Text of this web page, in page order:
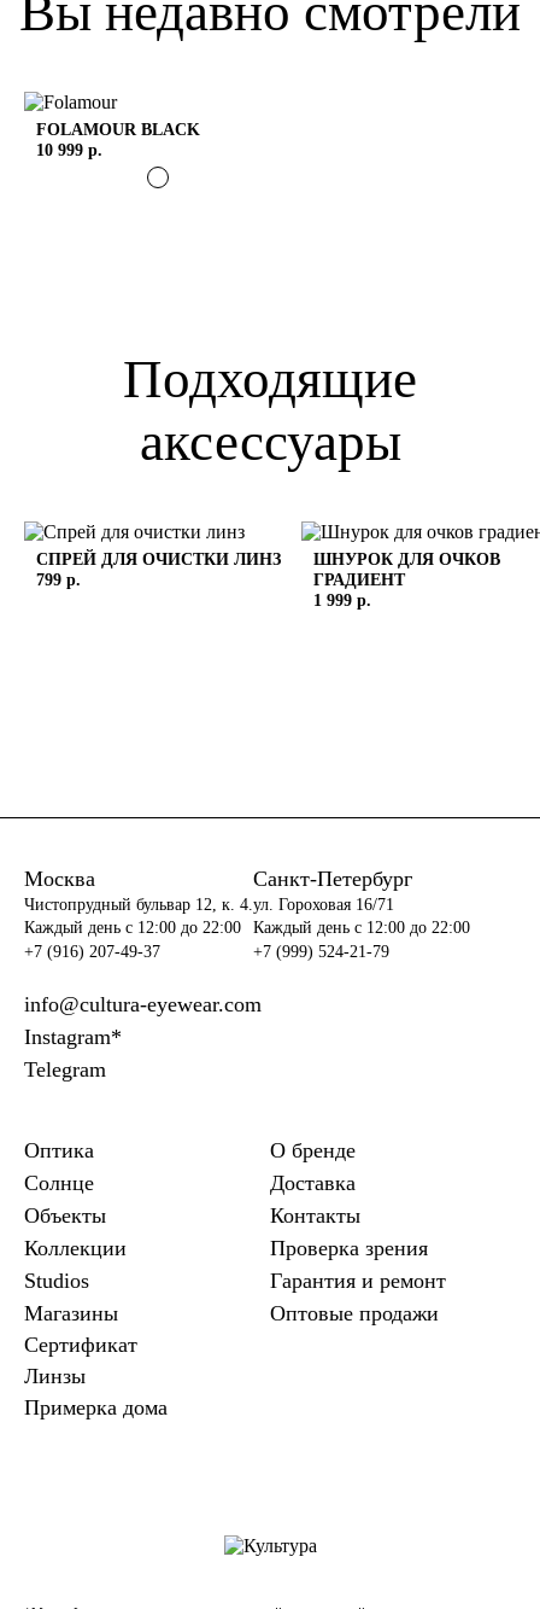
Вы недавно смотрели
FOLAMOUR BLACK
10 999 р.
Подходящие
аксессуары
СПРЕЙ ДЛЯ ОЧИСТКИ ЛИНЗ
799 р.
ШНУРОК ДЛЯ ОЧКОВ
ГРАДИЕНТ
1 999 р.
Москва
Чистопрудный бульвар 12, к. 4.
Каждый день c 12:00 до 22:00
+7 (916) 207-49-37
Санкт-Петербург
ул. Гороховая 16/71
Каждый день c 12:00 до 22:00
+7 (999) 524-21-79
info@cultura-eyewear.com
Instagram*
Telegram
Оптика
Солнце
Объекты
Коллекции
Studios
Магазины
Сертификат
Линзы
Примерка дома
О бренде
Доставка
Контакты
Проверка зрения
Гарантия и ремонт
Оптовые продажи